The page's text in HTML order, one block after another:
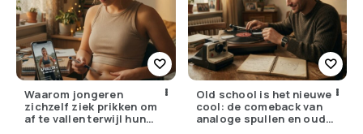
Waarom jongeren
zichzelf ziek prikken om
af te vallen terwijl hun
Old school is het nieuwe
cool: de comeback van
analoge spullen en oude